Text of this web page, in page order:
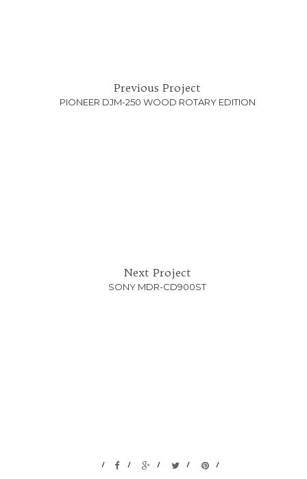
Previous Project
PIONEER DJM-250 WOOD ROTARY EDITION
Next Project
SONY MDR-CD900ST